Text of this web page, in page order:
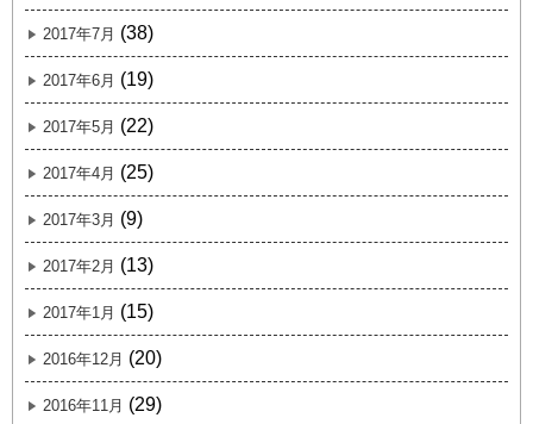
2017年7月 (38)
2017年6月 (19)
2017年5月 (22)
2017年4月 (25)
2017年3月 (9)
2017年2月 (13)
2017年1月 (15)
2016年12月 (20)
2016年11月 (29)